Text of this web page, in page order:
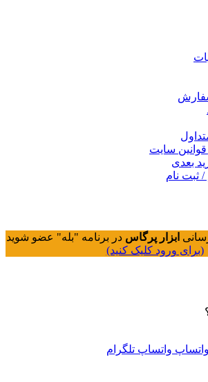
سایت
بعدی
ثبت نام
ابزار پرگاس در برنامه "بله" عضو شوید
(برای ورود کلیک کنید)
واتساپ واتساپ تلگرام